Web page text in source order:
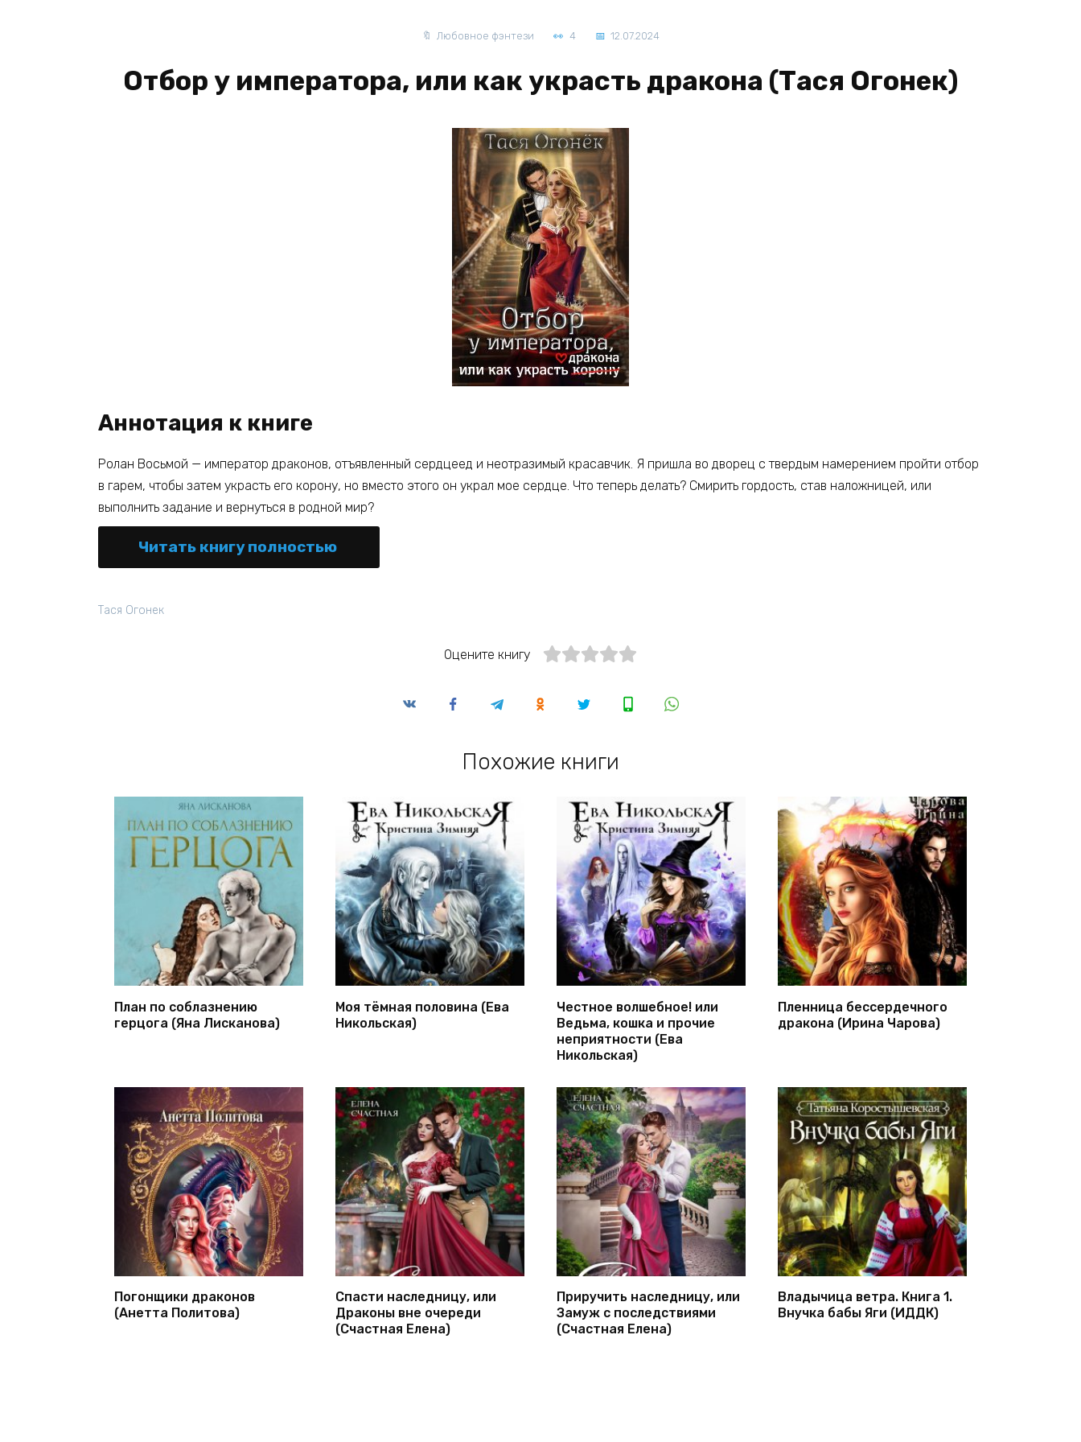
Любовное фэнтези 4 12.07.2024
Отбор у императора, или как украсть дракона (Тася Огонек)
Аннотация к книге
Ролан Восьмой — император драконов, отъявленный сердцеед и неотразимый красавчик. Я пришла во дворец с твердым намерением пройти отбор
в гарем, чтобы затем украсть его корону, но вместо этого он украл мое сердце. Что теперь делать? Смирить гордость, став наложницей, или
выполнить задание и вернуться в родной мир?
Читать книгу полностью
Тася Огонек
Оцените книгу
Похожие книги
План по соблазнению
герцога (Яна Лисканова)
Моя тёмная половина (Ева
Никольская)
Честное волшебное! или
Ведьма, кошка и прочие
неприятности (Ева
Никольская)
Пленница бессердечного
дракона (Ирина Чарова)
Погонщики драконов
(Анетта Политова)
Спасти наследницу, или
Драконы вне очереди
(Счастная Елена)
Приручить наследницу, или
Замуж с последствиями
(Счастная Елена)
Владычица ветра. Книга 1.
Внучка бабы Яги (ИДДК)